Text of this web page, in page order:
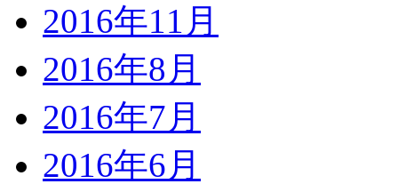
2016年11月
2016年8月
2016年7月
2016年6月